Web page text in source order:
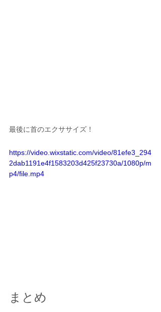
最後に首のエクササイズ！
https://video.wixstatic.com/video/81efe3_294
2dab1191e4f1583203d425f23730a/1080p/m
p4/file.mp4
まとめ